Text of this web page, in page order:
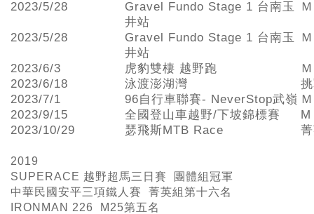
2023/5/28
Gravel Fundo Stage 1 台南玉
井站
2023/5/28
Gravel Fundo Stage 1 台南玉
井站
2023/6/3 虎豹雙棲 越野跑
2023/6/18
泳渡澎湖灣
2023/7/1
96自行車聯賽- NeverStop武嶺
2023/9/15
全國登山車越野/下坡錦標賽
2023/10/29
瑟飛斯MTB Race
2019
SUPERACE 越野超馬三日賽 團體組冠軍
中華民國安平三項鐵人賽 菁英組第十六名
IRONMAN 226 M25第五名